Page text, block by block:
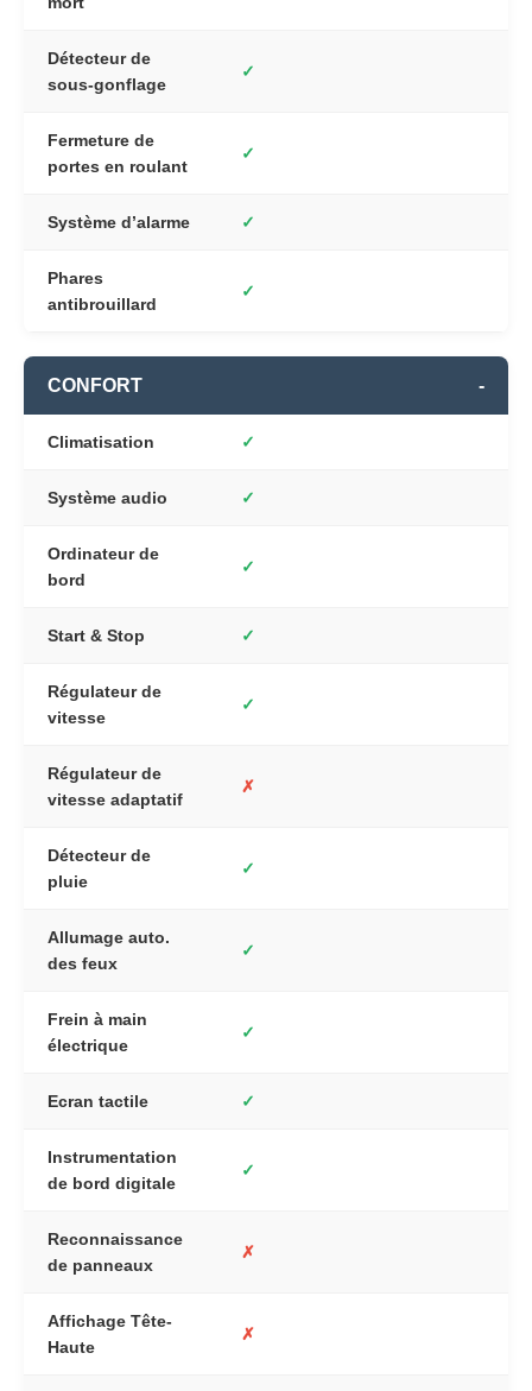
Détecteur de
sous-gonflage
✓
Fermeture de
portes en roulant
✓
Système d’alarme ✓
Phares
antibrouillard
✓
CONFORT -
Climatisation ✓
Système audio ✓
Ordinateur de
bord
✓
Start & Stop ✓
Régulateur de
vitesse
✓
Régulateur de
vitesse adaptatif
✗
Détecteur de
pluie
✓
Allumage auto.
des feux
✓
Frein à main
électrique
✓
Ecran tactile ✓
Instrumentation
de bord digitale
✓
Reconnaissance
de panneaux
✗
Affichage Tête-
Haute
✗